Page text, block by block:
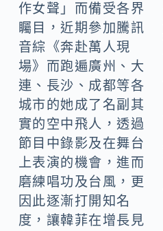
作女聲」而備受各界
矚目，近期參加騰訊
音綜《奔赴萬人現
場》而跑遍廣州、大
連、長沙、成都等各
城市的她成了名副其
實的空中飛人，透過
節目中錄影及在舞台
上表演的機會，進而
磨練唱功及台風，更
因此逐漸打開知名
度，讓韓菲在增長見